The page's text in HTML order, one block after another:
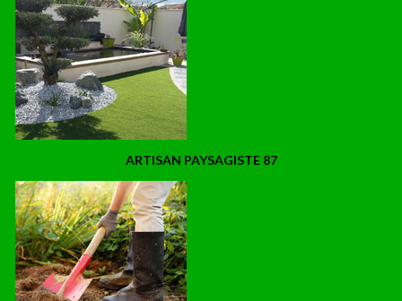
ARTISAN PAYSAGISTE 87